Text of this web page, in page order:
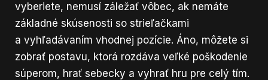
vyberiete, nemusí záležať vôbec, ak nemáte
základné skúsenosti so strieľačkami
a vyhľadávaním vhodnej pozície. Áno, môžete si
zobrať postavu, ktorá rozdáva veľké poškodenie
súperom, hrať sebecky a vyhrať hru pre celý tím.